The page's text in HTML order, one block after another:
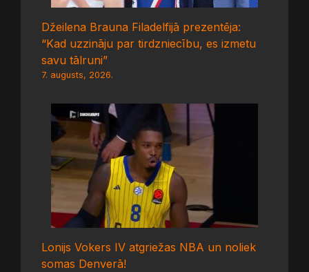
Džeilena Brauna Filadelfijā prezentēja:
“Kad uzzināju par tirdzniecību, es izmetu
savu tālruni”
7. augusts, 2026.
Lonijs Vokers IV atgriežas NBA un noliek
somas Denverā!